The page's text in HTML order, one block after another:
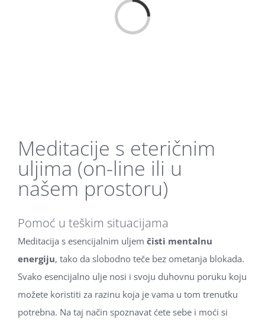
Loading...
Meditacije s eteričnim
uljima (on-line ili u
našem prostoru)
Pomoć u teškim situacijama
Meditacija s esencijalnim uljem čisti mentalnu
energiju, tako da slobodno teče bez ometanja blokada.
Svako esencijalno ulje nosi i svoju duhovnu poruku koju
možete koristiti za razinu koja je vama u tom trenutku
potrebna. Na taj način spoznavat ćete sebe i moći si